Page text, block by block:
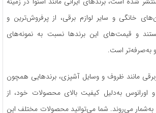
خانگی و سایر لوازم برقی، از پرفروش‌ترین و
و قیمت‌های این برندها نسبت به نمونه‌های
به‌صرفه‌تر است.
مانند ظروف و وسایل آشپزی، برندهایی همچون
اورانوس به‌دلیل کیفیت بالای محصولات خود، از
می‌روند. شما می‌توانید محصولات مختلف این